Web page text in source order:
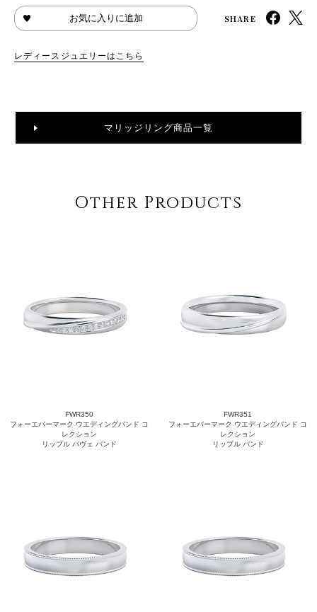
お気に入りに追加 SHARE
レディースジュエリーはこちら
マリッジリング商品一覧
Other Products
FWR350
フォーエバーマーク ウエディングバンド コ
レクション
リップル パヴェ バンド
FWR351
フォーエバーマーク ウエディングバンド コ
レクション
リップル バンド